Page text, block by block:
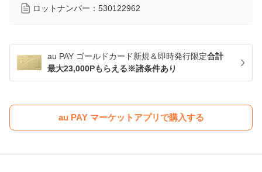
ロットナンバー： 530122962
au PAY ゴールドカード新規＆即時発行限定合計
最大23,000Pもらえる※諸条件あり
au PAY マーケットアプリで購入する